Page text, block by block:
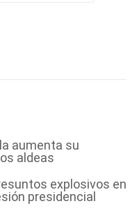
aumenta su
aldeas
explosivos en
presidencial